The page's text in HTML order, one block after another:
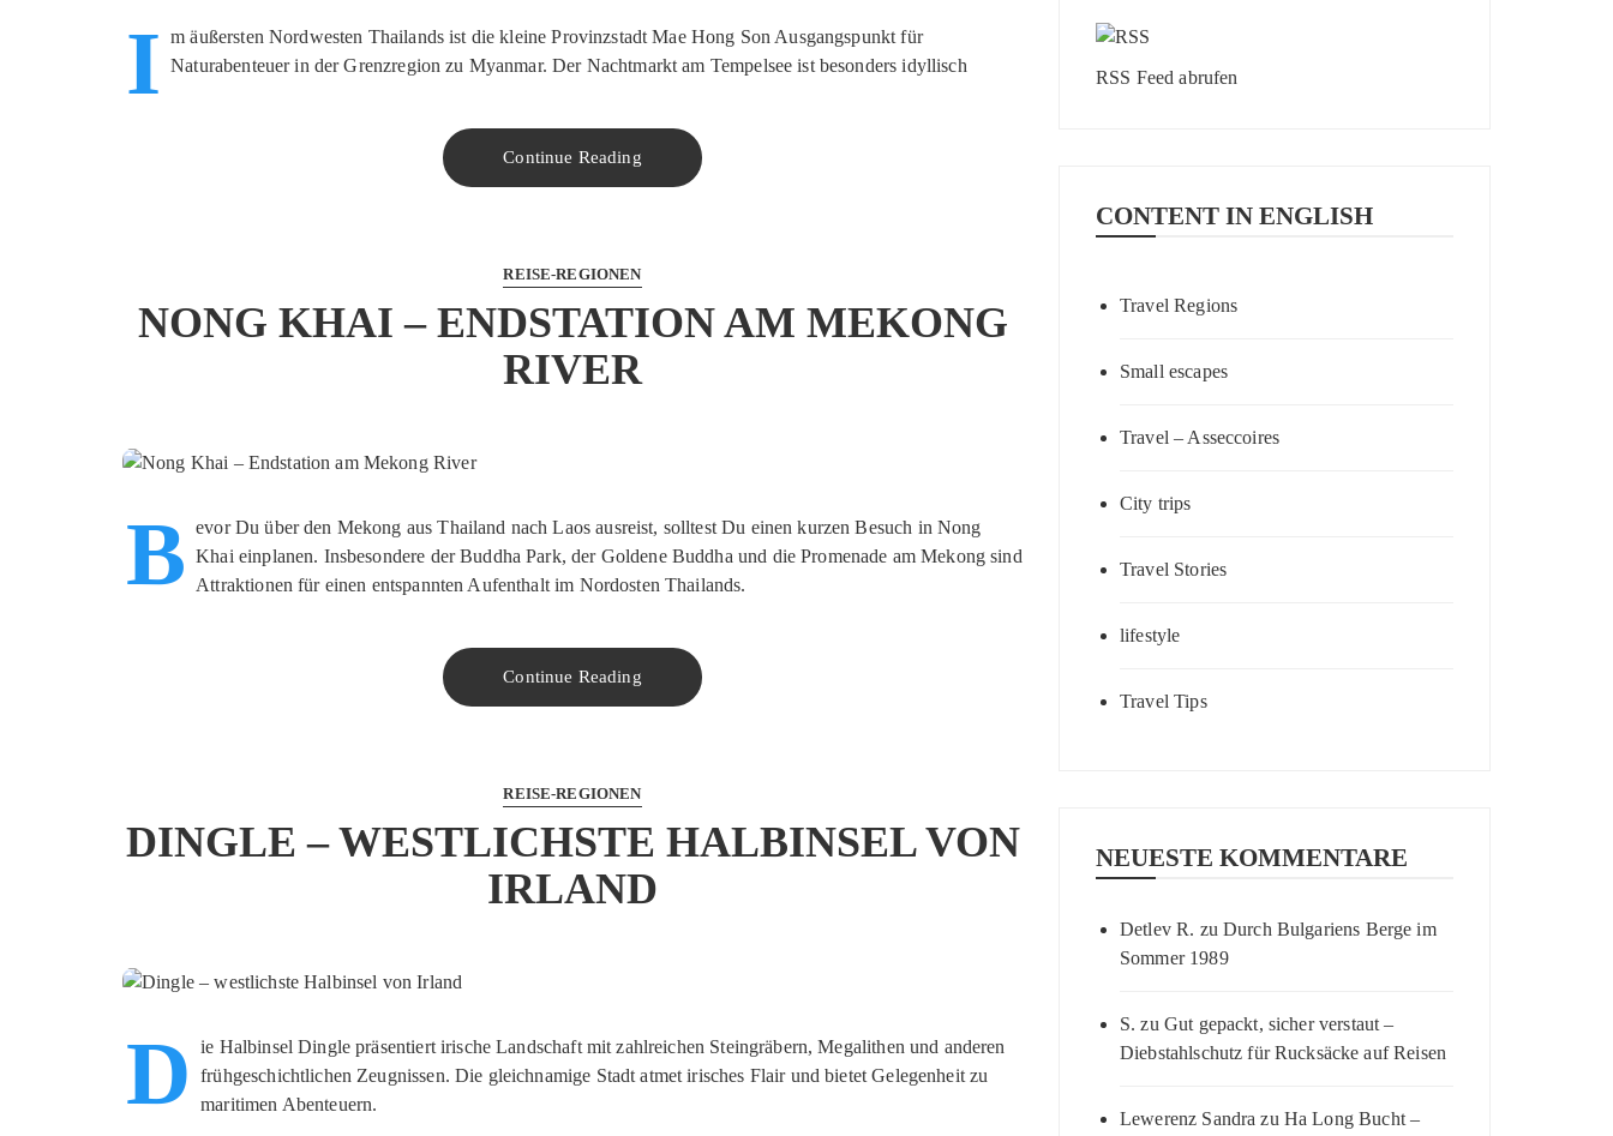
I m äußersten Nordwesten Thailands ist die kleine Provinzstadt Mae Hong Son Ausgangspunkt für
Naturabenteuer in der Grenzregion zu Myanmar. Der Nachtmarkt am Tempelsee ist besonders idyllisch
Continue Reading
REISE-REGIONEN
NONG KHAI – ENDSTATION AM MEKONG
RIVER
B evor Du über den Mekong aus Thailand nach Laos ausreist, solltest Du einen kurzen Besuch in Nong
Khai einplanen. Insbesondere der Buddha Park, der Goldene Buddha und die Promenade am Mekong sind
Attraktionen für einen entspannten Aufenthalt im Nordosten Thailands.
Continue Reading
REISE-REGIONEN
DINGLE – WESTLICHSTE HALBINSEL VON
IRLAND
D
ie Halbinsel Dingle präsentiert irische Landschaft mit zahlreichen Steingräbern, Megalithen und anderen
frühgeschichtlichen Zeugnissen. Die gleichnamige Stadt atmet irisches Flair und bietet Gelegenheit zu
maritimen Abenteuern.
RSS Feed abrufen
CONTENT IN ENGLISH
Travel Regions
Small escapes
Travel – Asseccoires
City trips
Travel Stories
lifestyle
Travel Tips
NEUESTE KOMMENTARE
Detlev R. zu Durch Bulgariens Berge im
Sommer 1989
S. zu Gut gepackt, sicher verstaut –
Diebstahlschutz für Rucksäcke auf Reisen
Lewerenz Sandra zu Ha Long Bucht –